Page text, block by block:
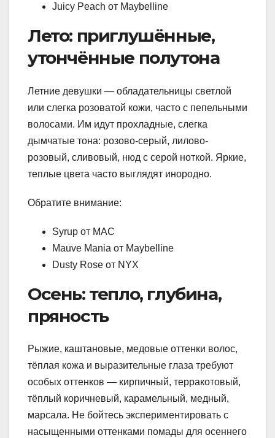
Juicy Peach от Maybelline
Лето: приглушённые,
утончённые полутона
Летние девушки — обладательницы светлой
или слегка розоватой кожи, часто с пепельными
волосами. Им идут прохладные, слегка
дымчатые тона: розово-серый, лилово-
розовый, сливовый, нюд с серой ноткой. Яркие,
теплые цвета часто выглядят инородно.
Обратите внимание:
Syrup от MAC
Mauve Mania от Maybelline
Dusty Rose от NYX
Осень: тепло, глубина,
пряность
Рыжие, каштановые, медовые оттенки волос,
тёплая кожа и выразительные глаза требуют
особых оттенков — кирпичный, терракотовый,
тёплый коричневый, карамельный, медный,
марсала. Не бойтесь экспериментировать с
насыщенными оттенками помады для осеннего